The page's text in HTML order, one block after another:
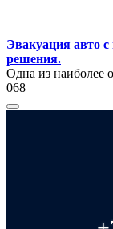
Эвакуация авто
решения.
Одна из наиболее
068